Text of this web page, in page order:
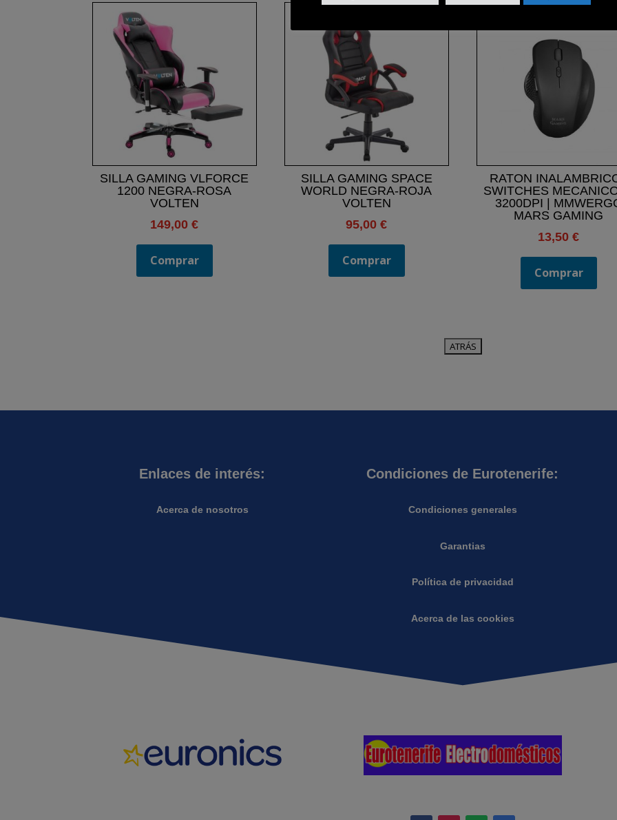
SILLA GAMING VLFORCE
1200 NEGRA-ROSA
VOLTEN
149,00€
Comprar
SILLA GAMING SPACE
WORLD NEGRA-ROJA
VOLTEN
95,00€
Comprar
RATON
SWITCHES
3200DPI |
MARS GAMING
13,50€
Comprar
Enlaces de interés:
Acerca de nosotros
Condiciones de Eurotenerife:
Condiciones generales
Garantias
Política de privacidad
Acerca de las cookies